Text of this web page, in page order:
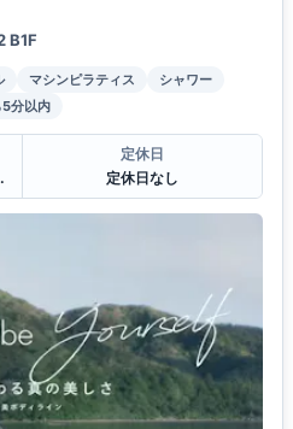
B1F
マシンピラティス
シャワー
分以内
)10:00〜21:00
定休日
定休日なし